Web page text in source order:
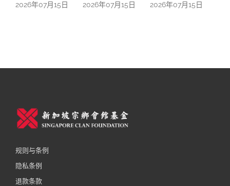
2026年07月15日 2026年07月15日 2026年07月15日
规则与条例
隐私条例
退款条款